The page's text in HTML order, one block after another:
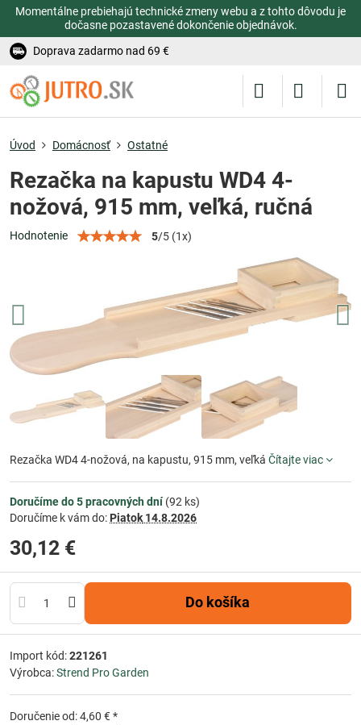
Momentálne prebiehajú technické zmeny webu a z tohto dôvodu je
dočasne pozastavené dokončenie objednávok.
Doprava zadarmo nad 69 €
Úvod Domácnosť Ostatné
Rezačka na kapustu WD4 4-
nožová, 915 mm, veľká, ručná
Hodnotenie 5/5 (1x)
Rezačka WD4 4-nožová, na kapustu, 915 mm, veľká Čítajte viac
Doručíme do 5 pracovných dní(92 ks)
Doručíme k vám do: Piatok 14.8.2026
30,12 €
Do košíka
Import kód:221261
Výrobca:Strend Pro Garden
Doručenie od: 4,60 € *